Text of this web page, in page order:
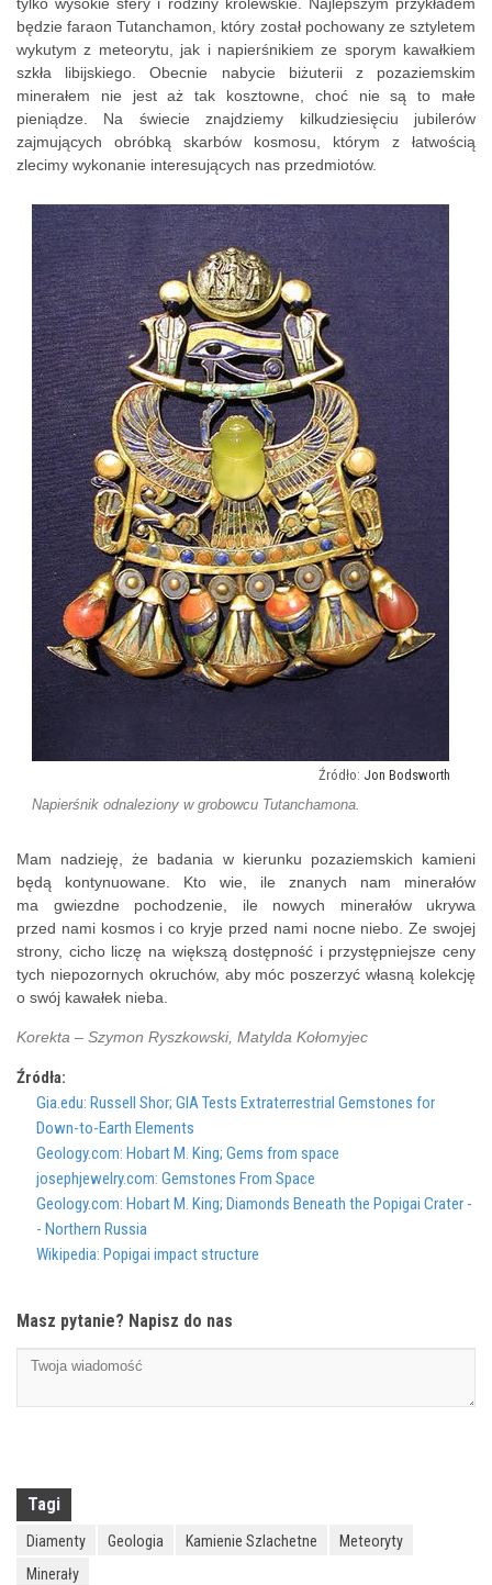
tylko wysokie sfery i rodziny królewskie. Najlepszym przykładem
będzie faraon Tutanchamon, który został pochowany ze sztyletem
wykutym z meteorytu, jak i napierśnikiem ze sporym kawałkiem
szkła libijskiego. Obecnie nabycie biżuterii z pozaziemskim
minerałem nie jest aż tak kosztowne, choć nie są to małe
pieniądze. Na świecie znajdziemy kilkudziesięciu jubilerów
zajmujących obróbką skarbów kosmosu, którym z łatwością
zlecimy wykonanie interesujących nas przedmiotów.
Jon Bodsworth
Napierśnik odnaleziony w grobowcu Tutanchamona.
Mam nadzieję, że badania w kierunku pozaziemskich kamieni
będą kontynuowane. Kto wie, ile znanych nam minerałów
ma gwiezdne pochodzenie, ile nowych minerałów ukrywa
przed nami kosmos i co kryje przed nami nocne niebo. Ze swojej
strony, cicho liczę na większą dostępność i przystępniejsze ceny
tych niepozornych okruchów, aby móc poszerzyć własną kolekcję
o swój kawałek nieba.
Korekta – Szymon Ryszkowski, Matylda Kołomyjec
Źródła:
Gia.edu: Russell Shor; GIA Tests Extraterrestrial Gemstones for
Down-to-Earth Elements
Geology.com: Hobart M. King; Gems from space
josephjewelry.com: Gemstones From Space
Geology.com: Hobart M. King; Diamonds Beneath the Popigai Crater -
- Northern Russia
Wikipedia: Popigai impact structure
Masz pytanie? Napisz do nas
Tagi
Diamenty Geologia Kamienie Szlachetne
Meteoryty
Minerały